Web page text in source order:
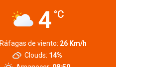
4 °C
Ráfagas de viento: 26 Km/h
Clouds: 14%